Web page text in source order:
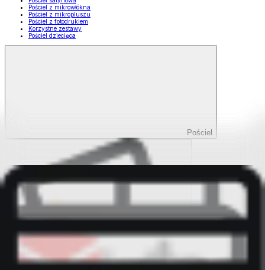
Pościel z mikrowłókna
Pościel z mikropluszu
Pościel z fotodrukiem
Korzystne zestawy
Pościel dziecięca
Pościel
Pokaż wszystko